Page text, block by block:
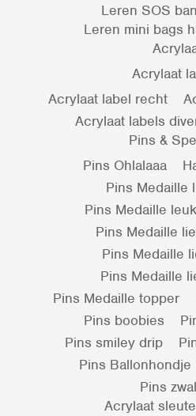
Leren SOS
Leren mini bags
Acrylaat
Acrylaat label recht
Acrylaat labels
Pins &
Pins Ohlalaaa
Pins Medaille
Pins Medaille
Pins Medaille
Pins Medaille
Pins Medaille
Pins Medaille topper
Pins boobies
Pins smiley drip
Pins Ballonhondje
Pins
Acrylaat